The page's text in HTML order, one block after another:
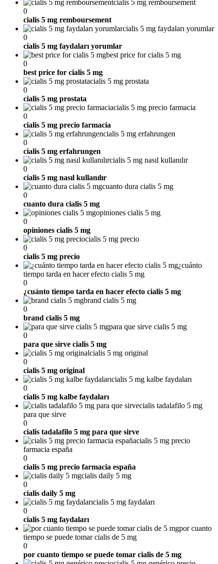
cialis 5 mg remboursement
0
cialis 5 mg remboursement
cialis 5 mg faydaları yorumlar
0
cialis 5 mg faydaları yorumlar
best price for cialis 5 mg
0
best price for cialis 5 mg
cialis 5 mg prostata
0
cialis 5 mg prostata
cialis 5 mg precio farmacia
0
cialis 5 mg precio farmacia
cialis 5 mg erfahrungen
0
cialis 5 mg erfahrungen
cialis 5 mg nasıl kullanılır
0
cialis 5 mg nasıl kullanılır
cuanto dura cialis 5 mg
0
cuanto dura cialis 5 mg
opiniones cialis 5 mg
0
opiniones cialis 5 mg
cialis 5 mg precio
0
cialis 5 mg precio
¿cuánto
tiempo tarda en hacer efecto cialis 5 mg
0
¿cuánto tiempo tarda en hacer efecto cialis 5 mg
brand cialis 5 mg
0
brand cialis 5 mg
para que sirve cialis 5 mg
0
para que sirve cialis 5 mg
cialis 5 mg original
0
cialis 5 mg original
cialis 5 mg kalbe faydaları
0
cialis 5 mg kalbe faydaları
cialis tadalafilo 5 mg
para que sirve
0
cialis tadalafilo 5 mg para que sirve
cialis 5 mg precio
farmacia españa
0
cialis 5 mg precio farmacia españa
cialis daily 5 mg
0
cialis daily 5 mg
cialis 5 mg faydaları
0
cialis 5 mg faydaları
por cuanto
tiempo se puede tomar cialis de 5 mg
0
por cuanto tiempo se puede tomar cialis de 5 mg